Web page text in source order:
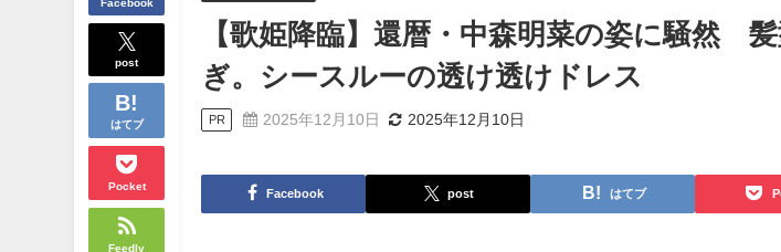
post
はてブ
Pocket
Feedly
【歌姫降臨】還暦・中森明菜の姿に騒然
ぎ。シースルーの透け透けドレス
PR 2025年12月10日 2025年12月10日
Facebook post はてブ